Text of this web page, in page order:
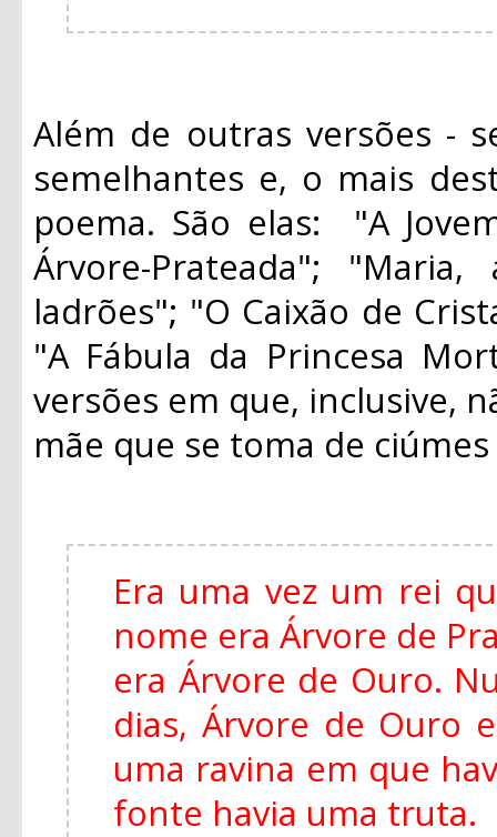
Além de outras versões -
semelhantes e, o mais
poema. São elas: "A
Árvore-Prateada";
ladrões"; "O Caixão de
"A Fábula da Princesa
versões em que, inclusive,
mãe que se toma de
Era uma vez um rei
nome era Árvore de
era Árvore de Ouro.
dias, Árvore de Ouro
uma ravina em que
fonte havia uma truta.